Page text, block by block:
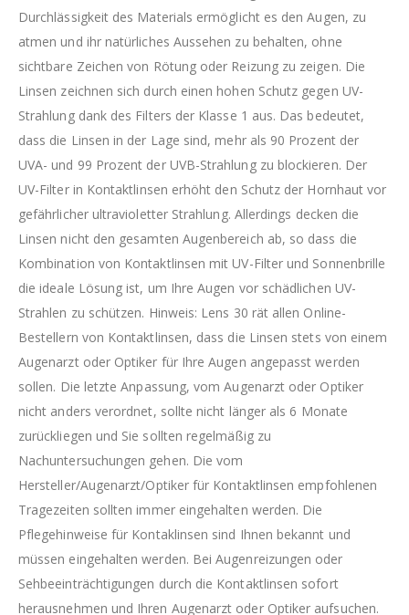
Durchlässigkeit des Materials ermöglicht es den Augen, zu
atmen und ihr natürliches Aussehen zu behalten, ohne
sichtbare Zeichen von Rötung oder Reizung zu zeigen. Die
Linsen zeichnen sich durch einen hohen Schutz gegen UV-
Strahlung dank des Filters der Klasse 1 aus. Das bedeutet,
dass die Linsen in der Lage sind, mehr als 90 Prozent der
UVA- und 99 Prozent der UVB-Strahlung zu blockieren. Der
UV-Filter in Kontaktlinsen erhöht den Schutz der Hornhaut vor
gefährlicher ultravioletter Strahlung. Allerdings decken die
Linsen nicht den gesamten Augenbereich ab, so dass die
Kombination von Kontaktlinsen mit UV-Filter und Sonnenbrille
die ideale Lösung ist, um Ihre Augen vor schädlichen UV-
Strahlen zu schützen. Hinweis: Lens 30 rät allen Online-
Bestellern von Kontaktlinsen, dass die Linsen stets von einem
Augenarzt oder Optiker für Ihre Augen angepasst werden
sollen. Die letzte Anpassung, vom Augenarzt oder Optiker
nicht anders verordnet, sollte nicht länger als 6 Monate
zurückliegen und Sie sollten regelmäßig zu
Nachuntersuchungen gehen. Die vom
Hersteller/Augenarzt/Optiker für Kontaktlinsen empfohlenen
Tragezeiten sollten immer eingehalten werden. Die
Pflegehinweise für Kontaklinsen sind Ihnen bekannt und
müssen eingehalten werden. Bei Augenreizungen oder
Sehbeeinträchtigungen durch die Kontaktlinsen sofort
herausnehmen und Ihren Augenarzt oder Optiker aufsuchen.